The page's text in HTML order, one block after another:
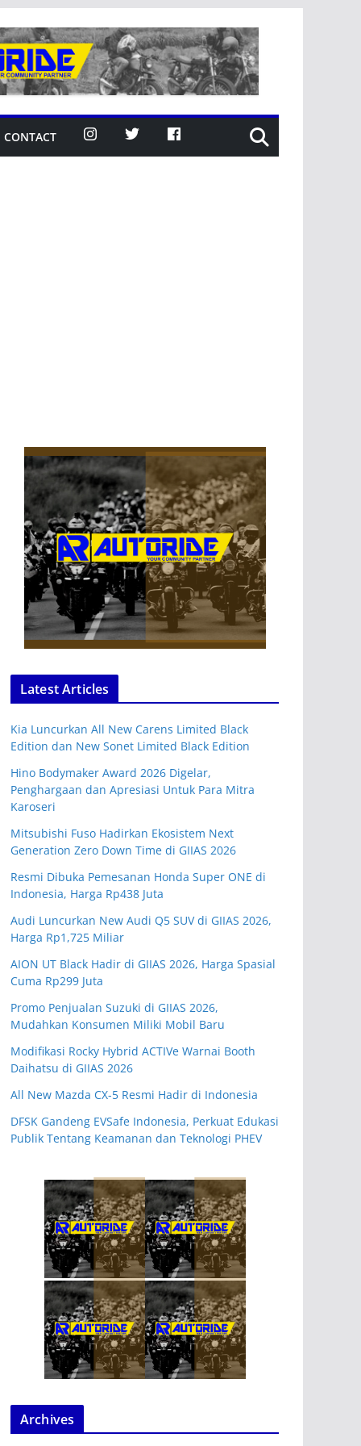
CONTACT
Latest Articles
Kia Luncurkan All New Carens Limited Black
Edition dan New Sonet Limited Black Edition
Hino Bodymaker Award 2026 Digelar,
Penghargaan dan Apresiasi Untuk Para Mitra
Karoseri
Mitsubishi Fuso Hadirkan Ekosistem Next
Generation Zero Down Time di GIIAS 2026
Resmi Dibuka Pemesanan Honda Super ONE di
Indonesia, Harga Rp438 Juta
Audi Luncurkan New Audi Q5 SUV di GIIAS 2026,
Harga Rp1,725 Miliar
AION UT Black Hadir di GIIAS 2026, Harga Spasial
Cuma Rp299 Juta
Promo Penjualan Suzuki di GIIAS 2026,
Mudahkan Konsumen Miliki Mobil Baru
Modifikasi Rocky Hybrid ACTIVe Warnai Booth
Daihatsu di GIIAS 2026
All New Mazda CX-5 Resmi Hadir di Indonesia
DFSK Gandeng EVSafe Indonesia, Perkuat Edukasi
Publik Tentang Keamanan dan Teknologi PHEV
Archives